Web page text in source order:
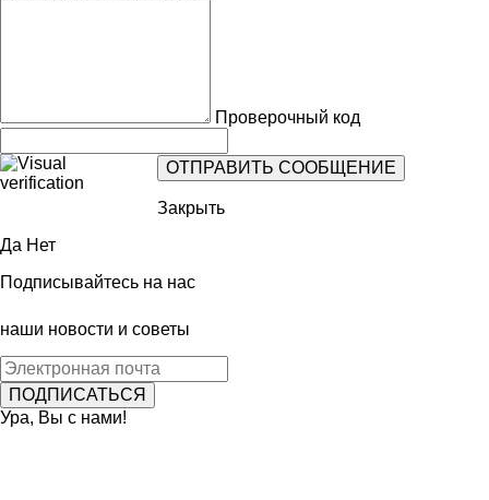
Проверочный код
Закрыть
Да Нет
Подписывайтесь на нас
наши новости и советы
Ура, Вы с нами!